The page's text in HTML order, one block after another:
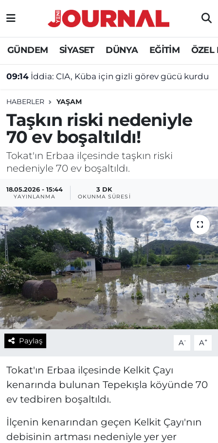
GÜNDEM SİYASET DÜNYA EĞİTİM ÖZEL
09:14 İddia: CIA, Küba için gizli görev gücü kurdu
HABERLER YAŞAM
Taşkın riski nedeniyle
70 ev boşaltıldı!
Tokat'ın Erbaa ilçesinde taşkın riski
nedeniyle 70 ev boşaltıldı.
18.05.2026 - 15:44
YAYINLANMA
3 DK
OKUNMA SÜRESI
Paylaş A- A+
Tokat'ın Erbaa ilçesinde Kelkit Çayı
kenarında bulunan Tepekışla köyünde 70
ev tedbiren boşaltıldı.
İlçenin kenarından geçen Kelkit Çayı'nın
debisinin artması nedeniyle yer yer
GÜNDEM
SİYASET
DÜNYA
EĞİTİM
ÖZEL HABER
Nöbetçi Eczaneler
Hava Durumu
Süper Lig Puan Durumu ve Fikstür
Tüm Manşetler
Son Dakika Haberleri
Haber Arşivi